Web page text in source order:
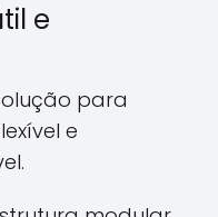
e
para
e